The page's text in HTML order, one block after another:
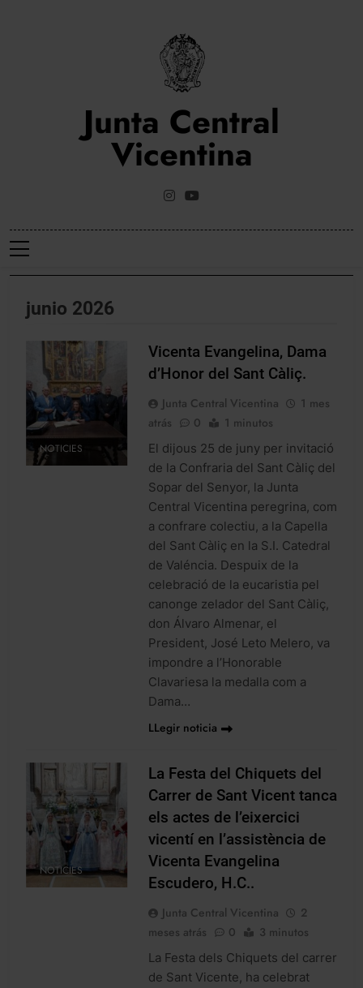
Junta Central
Vicentina
Web Oficial De La Junta Central Vicentina De Valencia
junio 2026
NOTICIES
Vicenta Evangelina, Dama
d’Honor del Sant Càliç.
Junta Central Vicentina
1 mes
atrás
0 1 minutos
El dijous 25 de juny per invitació
de la Confraria del Sant Càliç del
Sopar del Senyor, la Junta
Central Vicentina peregrina, com
a confrare colectiu, a la Capella
del Sant Càliç en la S.I. Catedral
de Valéncia. Despuix de la
celebració de la eucaristia pel
canonge zelador del Sant Càliç,
don Álvaro Almenar, el
President, José Leto Melero, va
impondre a l’Honorable
Clavariesa la medalla com a
Dama…
LLegir noticia
NOTICIES
La Festa del Chiquets del
Carrer de Sant Vicent tanca
els actes de l’eixercici
vicentí en l’assistència de
Vicenta Evangelina
Escudero, H.C..
Junta Central Vicentina
2
meses atrás
0 3 minutos
La Festa dels Chiquets del carrer
de Sant Vicente, ha celebrat